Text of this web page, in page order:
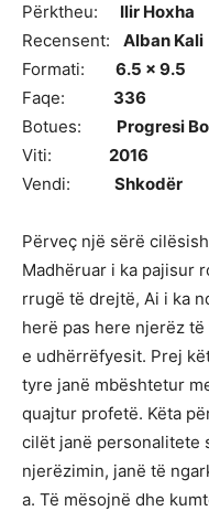
Përktheu: Ilir Hoxha
Recensent: Alban Kali
Formati: 6.5 x 9.5
Faqe: 336
Botues: Progresi
Viti: 2016
Vendi: Shkodër
Përveç një sërë
Madhëruar i ka pajisur
rrugë të drejtë, Ai i ka
herë pas here njerëz
e udhërrëfyesit. Prej
tyre janë mbështetur
quajtur profetë. Këta
cilët janë personalitete
njerëzimin, janë të
a. Të mësojnë dhe